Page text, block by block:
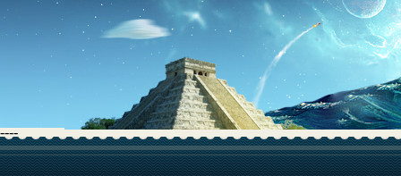
----